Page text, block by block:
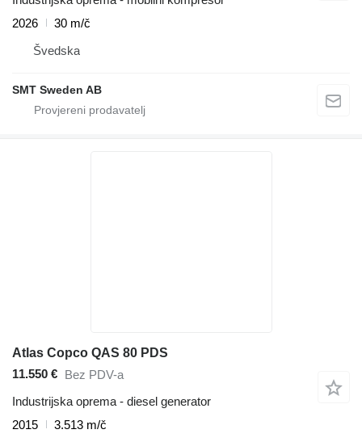
2026
30 m/č
Švedska
SMT Sweden AB
Atlas Copco QAS 80 PDS
11.550 € Bez PDV-a
Industrijska oprema - diesel generator
2015
3.513 m/č